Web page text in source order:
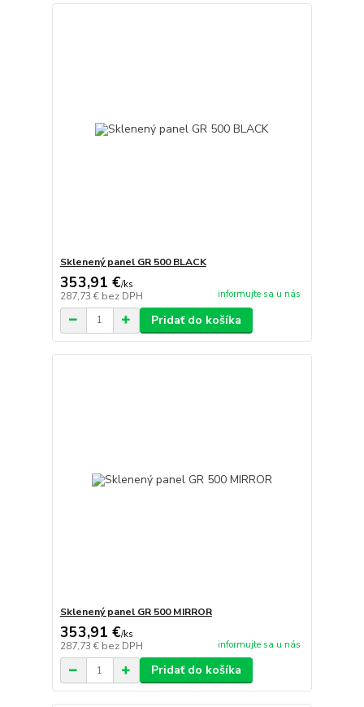
Sklenený panel GR 500 BLACK
353,91 €/ks
287,73 € bez DPH informujte sa u nás
Pridať do košíka
Sklenený panel GR 500 MIRROR
353,91 €/ks
287,73 € bez DPH informujte sa u nás
Pridať do košíka